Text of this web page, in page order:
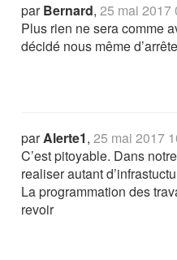
parBernard,25 mai 2017
Plus rien ne sera comme
décidé nous même
parAlerte1,25 mai 2017
C’est pitoyable. Dans
realiser autant
La programmation des
revoir